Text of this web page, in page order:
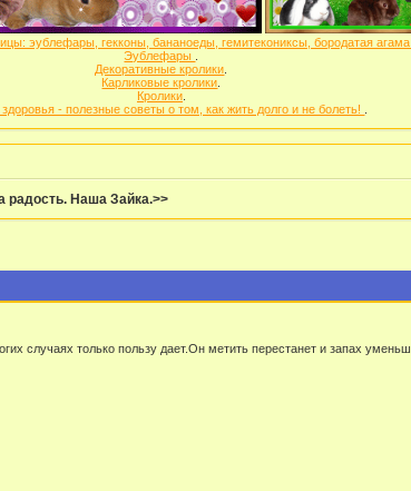
эублефары, гекконы, бананоеды, гемитекониксы, бородатая
Эублефары
Декоративные кролики
Карликовые кролики
Кролики.
здоровья - полезные советы о том, как жить долго и не болеть!
радость. Наша Зайка.>>
случаях только пользу дает.Он метить перестанет и запах